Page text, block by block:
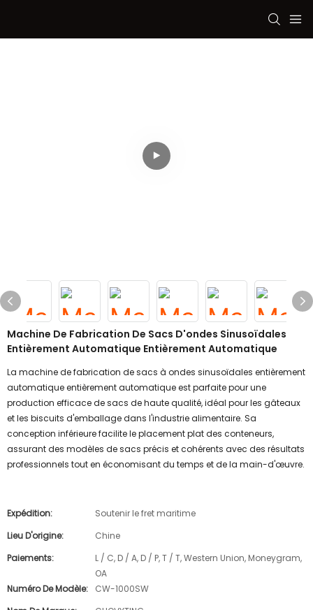
Machine De Fabrication De Sacs D'ondes Sinusoïdales
Entièrement Automatique Entièrement Automatique
La machine de fabrication de sacs à ondes sinusoïdales entièrement
automatique entièrement automatique est parfaite pour une
production efficace de sacs de haute qualité, idéal pour les gâteaux
et les biscuits d'emballage dans l'industrie alimentaire. Sa
conception inférieure facilite le placement plat des conteneurs,
assurant des modèles de sacs précis et cohérents avec des résultats
professionnels tout en économisant du temps et de la main-d'œuvre.
Expédition:
Soutenir le fret maritime
Lieu D'origine:
Chine
Paiements:
L / C, D / A, D / P, T / T, Western Union, Moneygram,
OA
Numéro De Modèle:
CW-1000SW